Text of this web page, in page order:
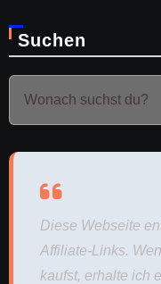
Suchen
Diese Webseite
Affiliate-Links.
kaufst, erhalte ich